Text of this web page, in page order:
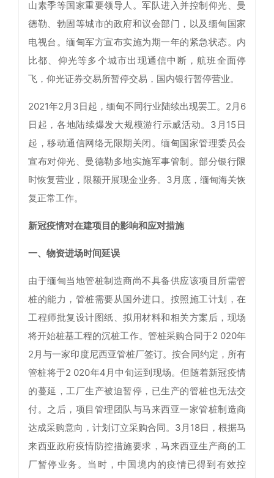
山素季等国家重要领导人。军队进入并控制仰光、曼
德勒、勃固等城市的政府和议会部门，以及缅甸国家
电视台。缅甸军方宣布实施为期一年的紧急状态。内
比都、仰光等多个城市出现通信中断，航班全面停
飞，仰光证券交易所暂停交易，国内银行暂停营业。
2021年2月3日起，缅甸不同行业陆续出现罢工。2月6
日起，各地陆续爆发大规模游行示威活动。3月15日
起，移动通信网络无限期关闭。缅甸国家管理委员会
宣布对仰光、曼德勒多地实施军事管制。部分银行限
时恢复营业，限额开展现金业务。3月底，缅甸海关恢
复正常工作。
新冠疫情对在建项目的影响和应对措施
一、物资进场时间延误
由于缅甸当地管桩制造商尚不具备供应该项目所需管
桩的能力，管桩需要从国外进口。按照施工计划，在
工程师批复设计图纸、拟用材料和相关方案后，现场
将开始桩基工程的沉桩工作。管桩采购合同于2 020年
2月与一家印度尼西亚管桩厂签订。按合同约定，所有
管桩将于2 020年4月中旬运到现场。但随着新冠疫情
的蔓延，工厂生产被迫暂停，已生产的管桩也无法交
付。之后，项目管理团队与马来西亚一家管桩制造商
达成采购意向，计划订立采购合同。3月18日，根据马
来西亚政府疫情防控措施要求，马来西亚生产商的工
厂暂停业务。当时，中国境内的疫情已得到有效控